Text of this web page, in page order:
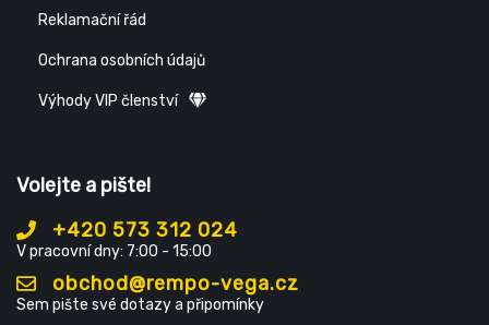
Reklamační řád
Ochrana osobních údajů
Výhody VIP členství
Volejte a pište!
+420 573 312 024
V pracovní dny: 7:00 - 15:00
obchod@rempo-vega.cz
Sem pište své dotazy a připomínky